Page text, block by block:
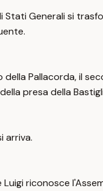
Stati Generali si
della Pallacorda, il
presa della
arriva.
riconosce